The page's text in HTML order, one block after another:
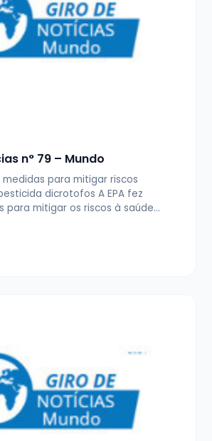
n° 79 – Mundo
medidas para mitigar riscos
dicrotofos A EPA fez
para mitigar os riscos à saúde…